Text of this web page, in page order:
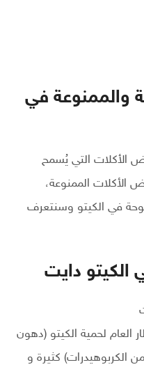
والممنوعة في
الأكلات التي يُسمح
الأكلات الممنوعة،
في الكيتو وسنتعرف
الكيتو دايت
العام لحمية الكيتو (دهون
الكربوهيدرات) كثيرة و